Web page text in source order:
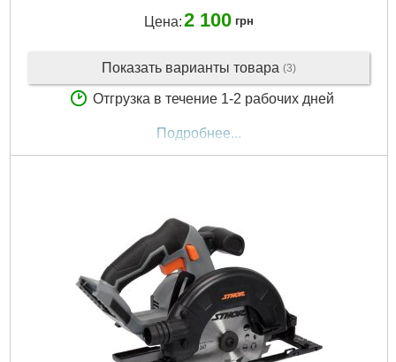
Цена:2 100 грн
Показать варианты товара (3)
Отгрузка в течение 1-2 рабочих дней
Подробнее...